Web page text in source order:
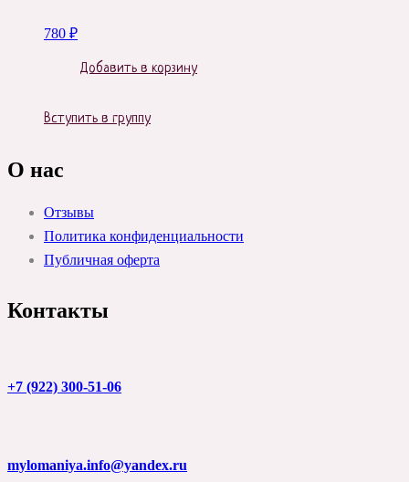
780 ₽
Добавить в корзину
Вступить в группу
О нас
Отзывы
Политика конфиденциальности
Публичная оферта
Контакты
+7 (922) 300-51-06
mylomaniya.info@yandex.ru